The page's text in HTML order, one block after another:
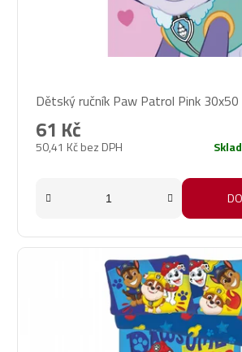
hodnocení
produktu
je
1,0
Dětský ručník Paw Patrol Pink 30x50
50,41 Kč bez DPH
61 Kč